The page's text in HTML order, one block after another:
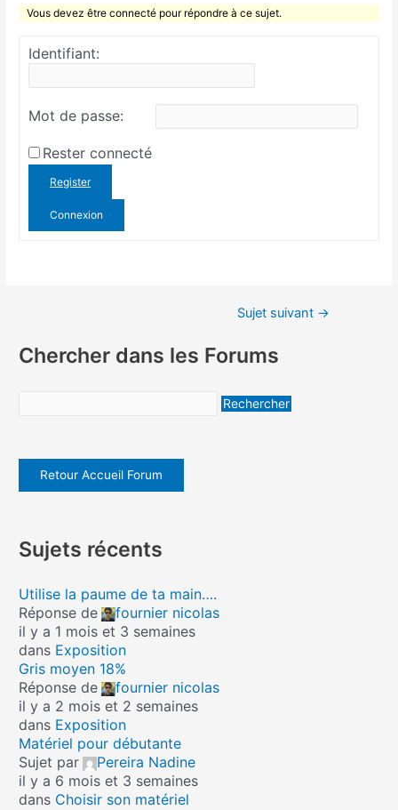
Vous devez être connecté pour répondre à ce sujet.
Identifiant:
Mot de passe:
Rester connecté
Register
Connexion
Sujet suivant →
Chercher dans les Forums
Retour Accueil Forum
Sujets récents
Utilise la paume de ta main….
Réponse de
fournier nicolas
il y a 1 mois et 3 semaines
dans Exposition
Gris moyen 18%
Réponse de
fournier nicolas
il y a 2 mois et 2 semaines
dans Exposition
Matériel pour débutante
Sujet par
Pereira Nadine
il y a 6 mois et 3 semaines
dans Choisir son matériel